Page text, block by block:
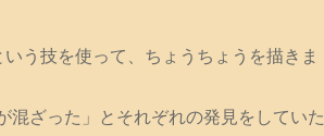
う技を使って、ちょうちょうを描きま
ざった」とそれぞれの発見をしていた